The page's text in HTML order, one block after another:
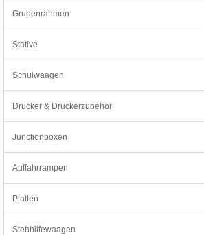
Grubenrahmen
Stative
Schulwaagen
Drucker & Druckerzubehör
Junctionboxen
Auffahrrampen
Platten
Stehhilfewaagen